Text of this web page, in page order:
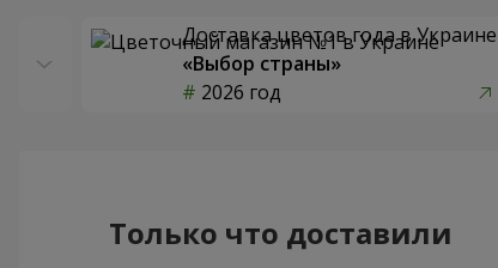
Доставка цветов года в Украине
«Выбор страны»
2026 год
Только что доставили